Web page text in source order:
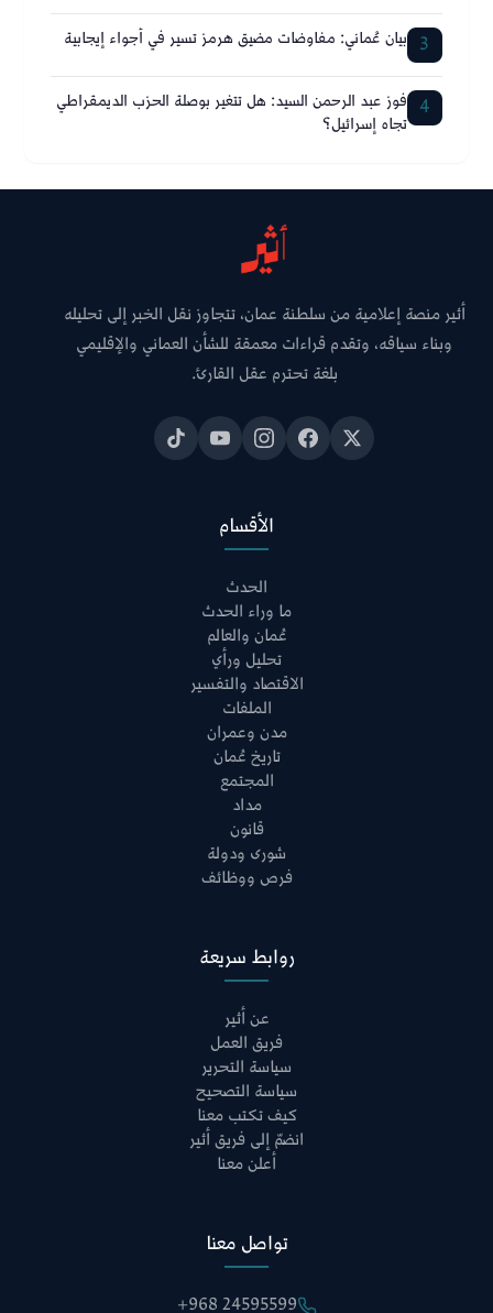
3 بيان عُماني: مفاوضات مضيق هرمز تسير في أجواء إيجابية
4 فوز عبد الرحمن السيد: هل تتغير بوصلة الحزب الديمقراطي
تجاه إسرائيل؟
أثير منصة إعلامية من سلطنة عمان، تتجاوز نقل الخبر إلى تحليله
وبناء سياقه، وتقدم قراءات معمقة للشأن العماني والإقليمي
بلغة تحترم عقل القارئ.
الأقسام
الحدث
ما وراء الحدث
عُمان والعالم
تحليل ورأي
الاقتصاد والتفسير
الملفات
مدن وعمران
تاريخ عُمان
المجتمع
مداد
قانون
شورى ودولة
فرص ووظائف
روابط سريعة
عن أثير
فريق العمل
سياسة التحرير
سياسة التصحيح
كيف تكتب معنا
انضمّ إلى فريق أثير
أعلن معنا
تواصل معنا
+968 24595599